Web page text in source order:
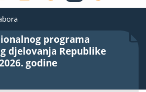
programa
djelovanja Republike
godine